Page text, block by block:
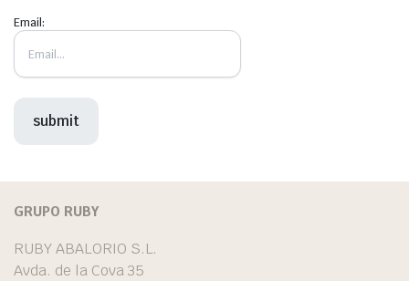
Email:
GRUPO RUBY
RUBY ABALORIO S.L.
Avda. de la Cova 35